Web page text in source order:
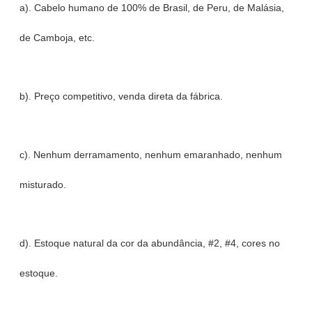
a). Cabelo humano de 100% de Brasil, de Peru, de Malásia,
de Camboja, etc.
b). Preço competitivo, venda direta da fábrica.
c). Nenhum derramamento, nenhum emaranhado, nenhum
misturado.
d). Estoque natural da cor da abundância, #2, #4, cores no
estoque.